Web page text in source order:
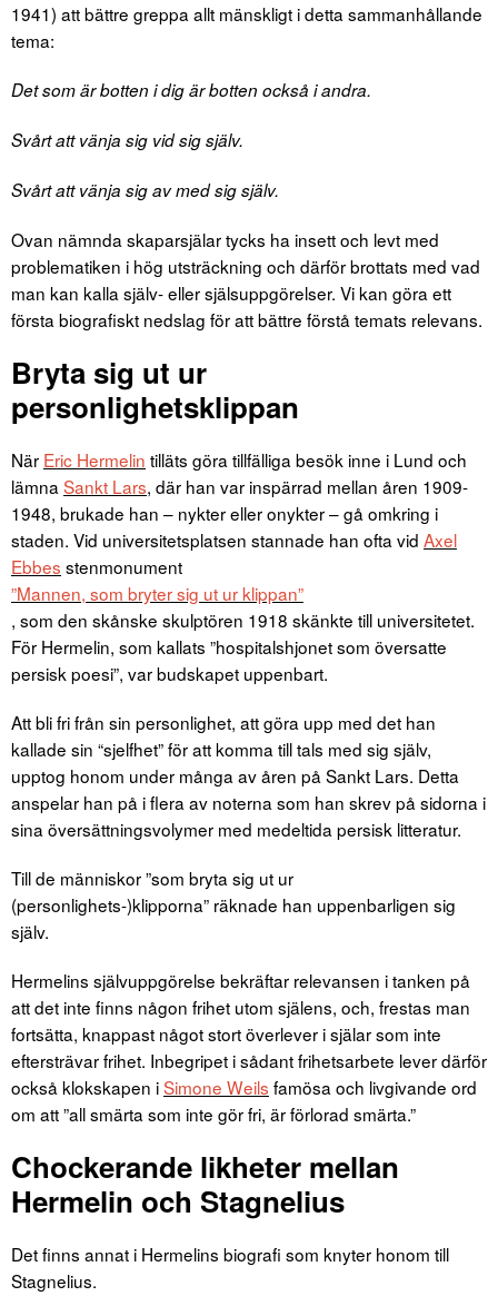
1941) att bättre greppa allt mänskligt i detta sammanhållande
tema:
Det som är botten i dig är botten också i andra.
Svårt att vänja sig vid sig själv.
Svårt att vänja sig av med sig själv.
Ovan nämnda skaparsjälar tycks ha insett och levt med
problematiken i hög utsträckning och därför brottats med vad
man kan kalla själv- eller själsuppgörelser. Vi kan göra ett
första biografiskt nedslag för att bättre förstå temats relevans.
Bryta sig ut ur
personlighetsklippan
När Eric Hermelin tilläts göra tillfälliga besök inne i Lund och
lämna Sankt Lars, där han var inspärrad mellan åren 1909-
1948, brukade han – nykter eller onykter – gå omkring i
staden. Vid universitetsplatsen stannade han ofta vid Axel
Ebbes stenmonument
”Mannen, som bryter sig ut ur klippan”
, som den skånske skulptören 1918 skänkte till universitetet.
För Hermelin, som kallats ”hospitalshjonet som översatte
persisk poesi”, var budskapet uppenbart.
Att bli fri från sin personlighet, att göra upp med det han
kallade sin “sjelfhet” för att komma till tals med sig själv,
upptog honom under många av åren på Sankt Lars. Detta
anspelar han på i flera av noterna som han skrev på sidorna i
sina översättningsvolymer med medeltida persisk litteratur.
Till de människor ”som bryta sig ut ur
(personlighets-)klipporna” räknade han uppenbarligen sig
själv.
Hermelins självuppgörelse bekräftar relevansen i tanken på
att det inte finns någon frihet utom själens, och, frestas man
fortsätta, knappast något stort överlever i själar som inte
eftersträvar frihet. Inbegripet i sådant frihetsarbete lever därför
också klokskapen iSimone Weils famösa och livgivande ord
om att ”all smärta som inte gör fri, är förlorad smärta.”
Chockerande likheter mellan
Hermelin och Stagnelius
Det finns annat i Hermelins biografi som knyter honom till
Stagnelius.